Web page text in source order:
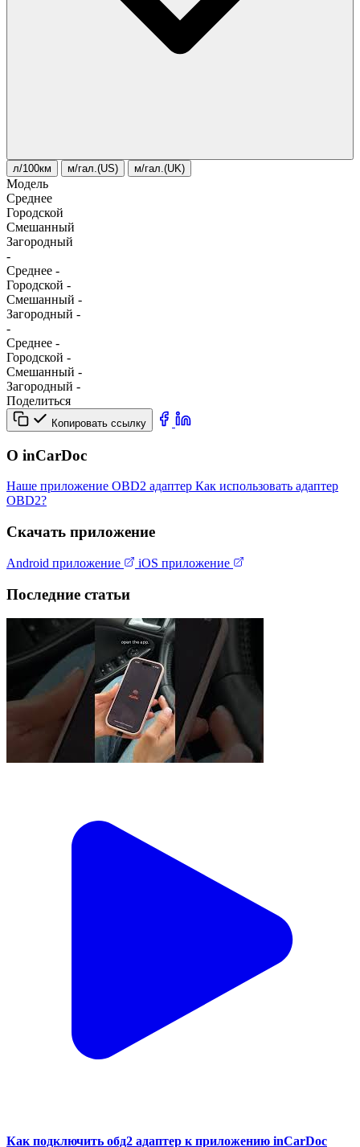
л/100км м/гал.(US) м/гал.(UK)
Модель
Среднее
Городской
Смешанный
Загородный
-
Среднее -
Городской -
Смешанный -
Загородный -
-
Среднее -
Городской -
Смешанный -
Загородный -
Поделиться
Копировать ссылку
О inCarDoc
Наше приложение OBD2 адаптер Как использовать адаптер
OBD2?
Скачать приложение
Android приложение iOS приложение
Последние статьи
Как подключить обд2 адаптер к приложению inCarDoc